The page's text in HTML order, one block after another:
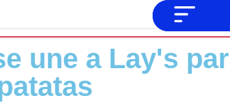
NO SOMOS
TAMBIÉN
une a Lay's